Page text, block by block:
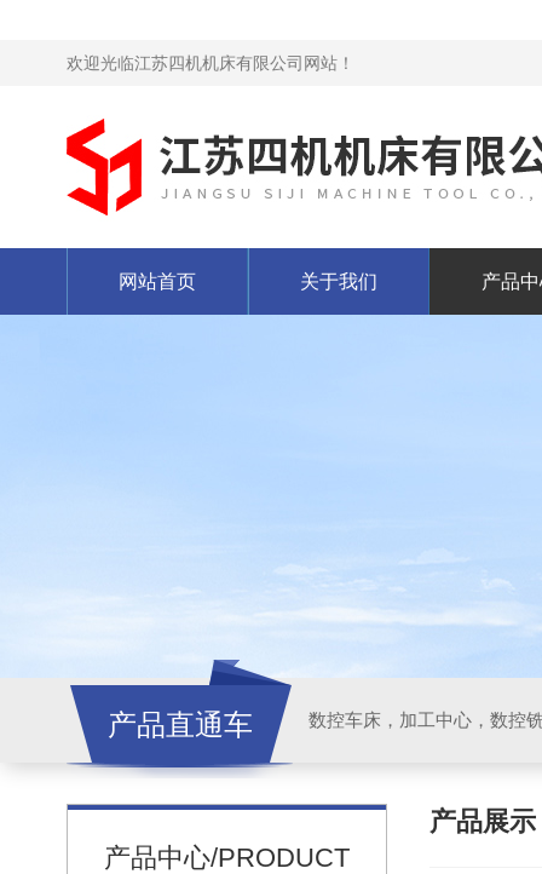
欢迎光临江苏四机机床有限公司网站！
网站首页 关于我们 产品
产品直通车
产品中心/PRODUCT
产品展示